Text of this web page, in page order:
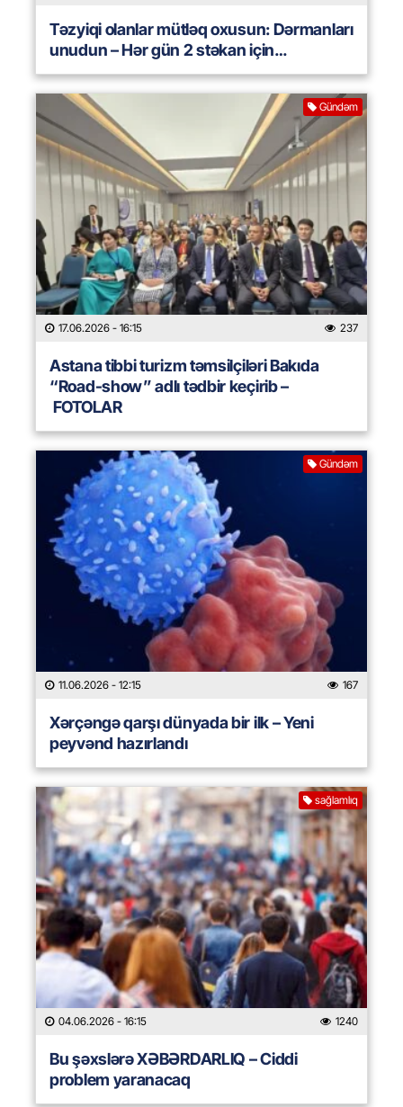
Təzyiqi olanlar mütləq oxusun: Dərmanları
unudun – Hər gün 2 stəkan için…
Gündəm
17.06.2026 - 16:15 237
Astana tibbi turizm təmsilçiləri Bakıda
“Road-show” adlı tədbir keçirib –
FOTOLAR
Gündəm
11.06.2026 - 12:15 167
Xərçəngə qarşı dünyada bir ilk – Yeni
peyvənd hazırlandı
sağlamlıq
04.06.2026 - 16:15 1240
Bu şəxslərə XƏBƏRDARLIQ – Ciddi
problem yaranacaq